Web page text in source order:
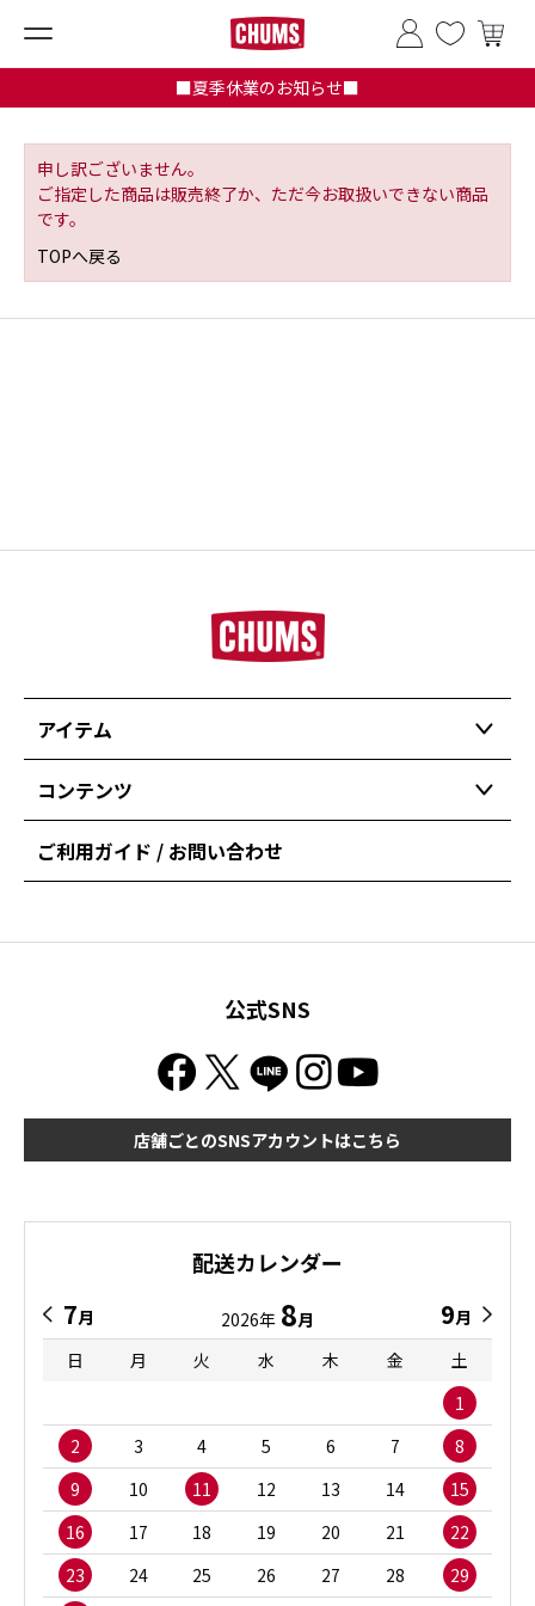
■夏季休業のお知らせ■
申し訳ございません。
ご指定した商品は販売終了か、ただ今お取扱いできない商品
です。
TOPへ戻る
アイテム
コンテンツ
ご利用ガイド / お問い合わせ
公式SNS
店舗ごとのSNSアカウントはこちら
配送カレンダー
7月 2026年 8月 9月
日
月 火 水 木 金
土
1
2
3 4 5 6 7
8
9
10 11 12 13 14
15
16
17 18 19 20 21
22
23
24 25 26 27 28 29